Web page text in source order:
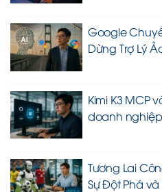
Google
Dừng Trợ Lý
Kimi K3 MCP
doanh
Tương Lai
Sự Đột Phá